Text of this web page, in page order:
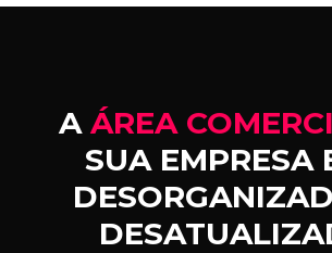
A ÁREA
SUA EMPRESA